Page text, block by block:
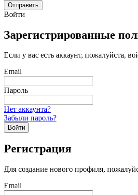
Отправить
Войти
Зарегистрированные
Если у вас есть аккаунт, пожалуйста,
Email
Пароль
Нет аккаунта?
Забыли пароль?
Войти
Регистрация
Для создание нового профиля,
Email